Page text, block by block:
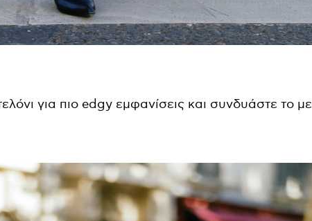
για πιο edgy εμφανίσεις και συνδυάστε το με